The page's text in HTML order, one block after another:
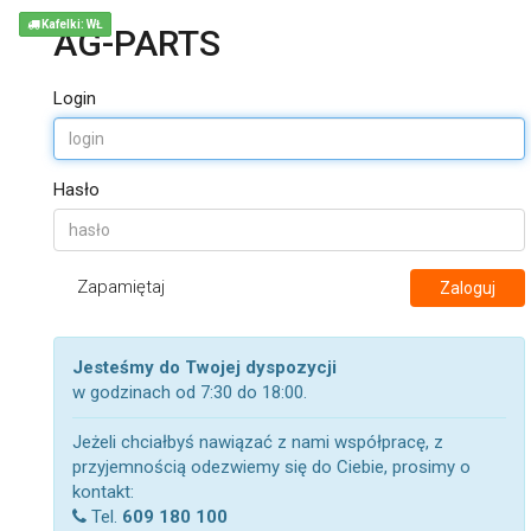
AG-PARTS
Login
Hasło
Zapamiętaj Zaloguj
Jesteśmy do Twojej dyspozycji
w godzinach od 7:30 do 18:00.
Jeżeli chciałbyś nawiązać z nami współpracę, z
przyjemnością odezwiemy się do Ciebie, prosimy o
kontakt:
Tel. 609 180 100
Kafelki: WŁ